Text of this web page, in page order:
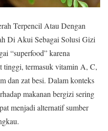
Terpencil Atau Dengan
Di Akui Sebagai Solusi Gizi
“superfood” karena
tinggi, termasuk vitamin A, C,
dan zat besi. Dalam konteks
makanan bergizi sering
menjadi alternatif sumber